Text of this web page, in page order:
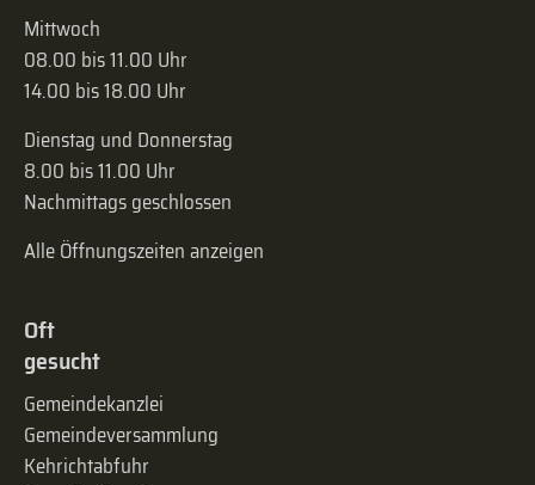
Mittwoch
08.00 bis 11.00 Uhr
14.00 bis 18.00 Uhr
Dienstag und Donnerstag
8.00 bis 11.00 Uhr
Nachmittags geschlossen
Alle Öffnungszeiten anzeigen
Oft
gesucht
Gemeindekanzlei
Gemeinde­versammlung
Kehrichtabfuhr